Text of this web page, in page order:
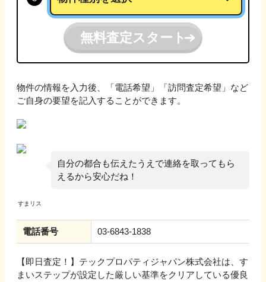
無料査定スタート
物件の情報を入力後、「電話希望」「訪問査定希望」など
ご自身の要望を記入することができます。
自分の都合も伝えたうえで連絡を取ってもら
えるから安心だね！
電話番号 03-6843-1838
【即日査定！】テックプロパティジャパン株式会社は、す
まいステップが設定した厳しい基準をクリアしている優良